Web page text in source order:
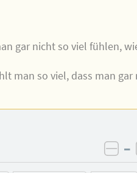
gar nicht so viel fühlen,
man so viel, dass man gar
–